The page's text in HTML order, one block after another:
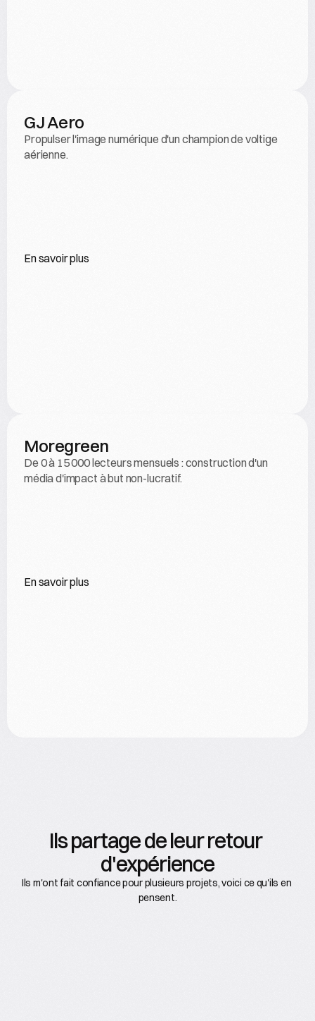
GJ Aero
Propulser l'image numérique d'un champion de voltige
aérienne.
En savoir plus
Moregreen
De 0 à 15 000 lecteurs mensuels : construction d'un
média d'impact à but non-lucratif.
En savoir plus
Ils partage de leur retour
d'expérience
Ils m'ont fait confiance pour plusieurs projets, voici ce qu'ils en
pensent.